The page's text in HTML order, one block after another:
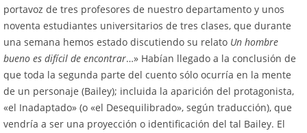
portavoz de tres profesores de nuestro departamento y unos
noventa estudiantes universitarios de tres clases, que durante
una semana hemos estado discutiendo su relato Un hombre
bueno es difícil de encontrar…» Habían llegado a la conclusión de
que toda la segunda parte del cuento sólo ocurría en la mente
de un personaje (Bailey); incluida la aparición del protagonista,
«el Inadaptado» (o «el Desequilibrado», según traducción), que
vendría a ser una proyección o identificación del tal Bailey. El